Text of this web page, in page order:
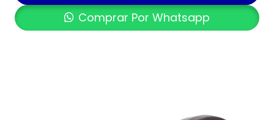
Comprar Por Whatsapp